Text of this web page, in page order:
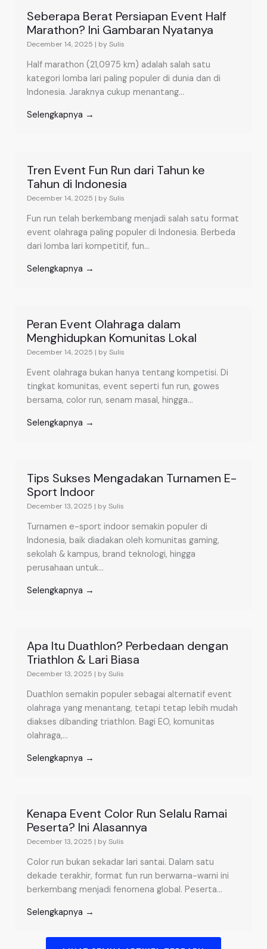
Seberapa Berat Persiapan Event Half
Marathon? Ini Gambaran Nyatanya
December 14, 2025 | by Sulis
Half marathon (21,0975 km) adalah salah satu
kategori lomba lari paling populer di dunia dan di
Indonesia. Jaraknya cukup menantang...
Selengkapnya →
Tren Event Fun Run dari Tahun ke
Tahun di Indonesia
December 14, 2025 | by Sulis
Fun run telah berkembang menjadi salah satu format
event olahraga paling populer di Indonesia. Berbeda
dari lomba lari kompetitif, fun...
Selengkapnya →
Peran Event Olahraga dalam
Menghidupkan Komunitas Lokal
December 14, 2025 | by Sulis
Event olahraga bukan hanya tentang kompetisi. Di
tingkat komunitas, event seperti fun run, gowes
bersama, color run, senam masal, hingga...
Selengkapnya →
Tips Sukses Mengadakan Turnamen E-
Sport Indoor
December 13, 2025 | by Sulis
Turnamen e-sport indoor semakin populer di
Indonesia, baik diadakan oleh komunitas gaming,
sekolah & kampus, brand teknologi, hingga
perusahaan untuk...
Selengkapnya →
Apa Itu Duathlon? Perbedaan dengan
Triathlon & Lari Biasa
December 13, 2025 | by Sulis
Duathlon semakin populer sebagai alternatif event
olahraga yang menantang, tetapi tetap lebih mudah
diakses dibanding triathlon. Bagi EO, komunitas
olahraga,...
Selengkapnya →
Kenapa Event Color Run Selalu Ramai
Peserta? Ini Alasannya
December 13, 2025 | by Sulis
Color run bukan sekadar lari santai. Dalam satu
dekade terakhir, format fun run berwarna-warni ini
berkembang menjadi fenomena global. Peserta...
Selengkapnya →